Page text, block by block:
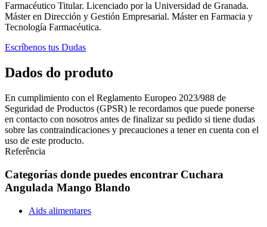
Farmacéutico Titular. Licenciado por la Universidad de Granada.
Máster en Dirección y Gestión Empresarial. Máster en Farmacia y
Tecnología Farmacéutica.
Escríbenos tus Dudas
Dados do produto
En cumplimiento con el Reglamento Europeo 2023/988 de
Seguridad de Productos (GPSR) le recordamos que puede ponerse
en contacto con nosotros antes de finalizar su pedido si tiene dudas
sobre las contraindicaciones y precauciones a tener en cuenta con el
uso de este producto.
Referência
Categorías donde puedes encontrar Cuchara
Angulada Mango Blando
Aids alimentares